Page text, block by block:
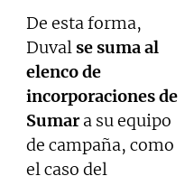
De esta forma,
Duvalse suma al
elenco de
incorporaciones de
Sumara su equipo
de campaña, como
el caso del